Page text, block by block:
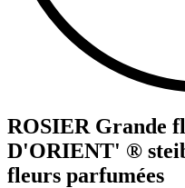
ROSIER Grande
D'ORIENT' ®
fleurs parfumées